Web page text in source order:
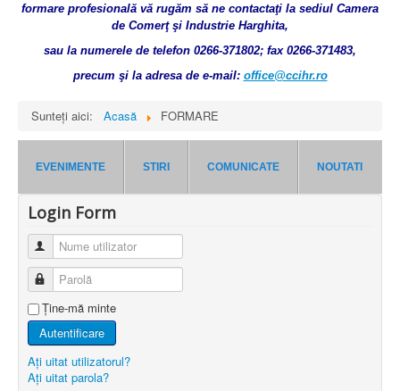
formare profesională vă rugăm să ne contactaţi la sediul Camera
de Comerţ şi Industrie Harghita,
sau la numerele de telefon 0266-371802; fax 0266-371483,
precum şi la adresa de e-mail: office@ccihr.ro
Sunteți aici: Acasă FORMARE
EVENIMENTE STIRI COMUNICATE NOUTATI
Login Form
Nume utilizator
Parolă
Ţine-mă minte
Autentificare
Aţi uitat utilizatorul?
Aţi uitat parola?